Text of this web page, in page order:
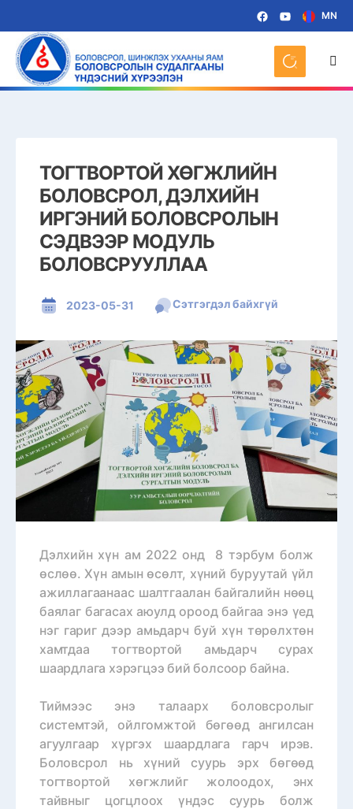
MN
ТОГТВОРТОЙ ХӨГЖЛИЙН
БОЛОВСРОЛ, ДЭЛХИЙН
ИРГЭНИЙ БОЛОВСРОЛЫН
СЭДВЭЭР МОДУЛЬ
БОЛОВСРУУЛЛАА
2023-05-31 Сэтгэгдэл байхгүй
Дэлхийн хүн ам 2022 онд 8 тэрбум болж
өслөө. Хүн амын өсөлт, хүний буруутай үйл
ажиллагаанаас шалтгаалан байгалийн нөөц
баялаг багасах аюулд ороод байгаа энэ үед
нэг гариг дээр амьдарч буй хүн төрөлхтөн
хамтдаа тогтвортой амьдарч сурах
шаардлага хэрэгцээ бий болсоор байна.
Тиймээс энэ талаарх боловсролыг
системтэй, ойлгомжтой бөгөөд ангилсан
агуулгаар хүргэх шаардлага гарч ирэв.
Боловсрол нь хүний суурь эрх бөгөөд
тогтвортой хөгжлийг жолоодох, энх
тайвныг цогцлоох үндэс суурь болж